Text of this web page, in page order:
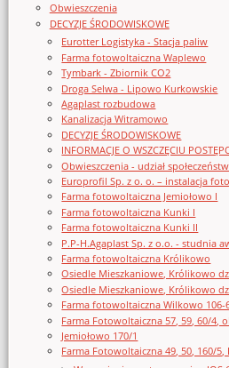
Obwieszczenia
DECYZJE ŚRODOWISKOWE
Eurotter Logistyka - Stacja paliw
Farma fotowoltaiczna Waplewo
Tymbark - Zbiornik CO2
Droga Selwa - Lipowo Kurkowskie
Agaplast rozbudowa
Kanalizacja Witramowo
DECYZJE ŚRODOWISKOWE
INFORMACJE O WSZCZĘCIU
Obwieszczenia - udział
Europrofil Sp. z o. o. – instalacja
Farma fotowoltaiczna Jemiołowo I
Farma fotowoltaiczna Kunki I
Farma fotowoltaiczna Kunki II
P.P-H.Agaplast Sp. z o.o. - studnia
Farma fotowoltaiczna Królikowo
Osiedle Mieszkaniowe, Królikowo
Osiedle Mieszkaniowe, Królikowo
Farma fotowoltaiczna Wilkowo 106-
Farma Fotowoltaiczna 57, 59, 60/4,
Jemiołowo 170/1
Farma Fotowoltaiczna 49, 50, 160/5,